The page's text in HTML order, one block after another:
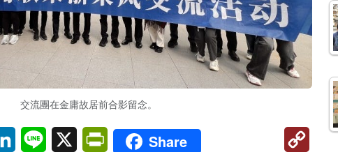
交流團在金庸故居前合影留念。
LinkedInLine X PrintFriendly
Share
Copy